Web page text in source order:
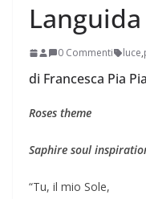
0 Commenti luce,
di Francesca Pia
Roses theme
Saphire soul
“Tu, il mio Sole,